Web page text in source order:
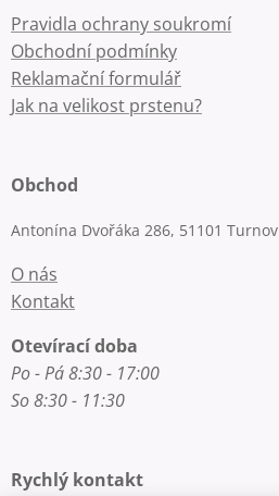
Pravidla ochrany soukromí
Obchodní podmínky
Reklamační formulář
Jak na velikost prstenu?
Obchod
Antonína Dvořáka 286, 51101 Turnov
O nás
Kontakt
Otevírací doba
Po - Pá 8:30 - 17:00
So 8:30 - 11:30
Rychlý kontakt